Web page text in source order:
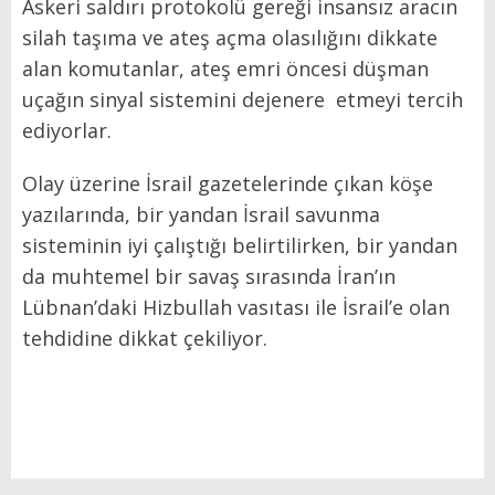
Askeri saldırı protokolü gereği insansız aracın
silah taşıma ve ateş açma olasılığını dikkate
alan komutanlar, ateş emri öncesi düşman
uçağın sinyal sistemini dejenere etmeyi tercih
ediyorlar.
Olay üzerine İsrail gazetelerinde çıkan köşe
yazılarında, bir yandan İsrail savunma
sisteminin iyi çalıştığı belirtilirken, bir yandan
da muhtemel bir savaş sırasında İran’ın
Lübnan’daki Hizbullah vasıtası ile İsrail’e olan
tehdidine dikkat çekiliyor.